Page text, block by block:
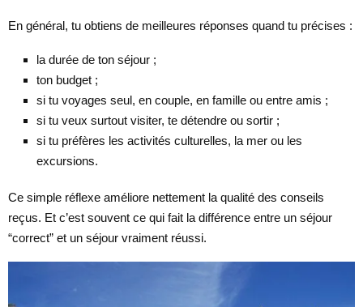
En général, tu obtiens de meilleures réponses quand tu précises :
la durée de ton séjour ;
ton budget ;
si tu voyages seul, en couple, en famille ou entre amis ;
si tu veux surtout visiter, te détendre ou sortir ;
si tu préfères les activités culturelles, la mer ou les
excursions.
Ce simple réflexe améliore nettement la qualité des conseils
reçus. Et c’est souvent ce qui fait la différence entre un séjour
“correct” et un séjour vraiment réussi.